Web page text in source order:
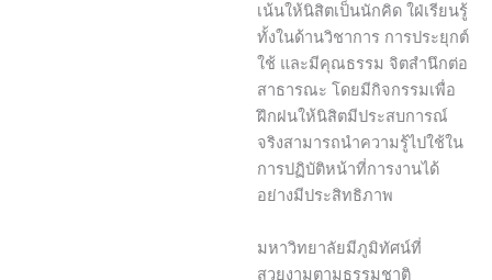
เน้นให้นิสิตเป็นนักคิด ใฝ่เรียนรู้
ทั้งในด้านวิชาการ การประยุกต์
ใช้ และมีคุณธรรม จิตสำนึกต่อ
สาธารณะ โดยมีกิจกรรมเพื่อ
ฝึกฝนให้นิสิตมีประสบการณ์
จริงสามารถนำความรู้ไปใช้ใน
การปฏิบัติหน้าที่การงานได้
อย่างมีประสิทธิภาพ
มหาวิทยาลัยมีภูมิทัศน์ที่
สวยงามตามธรรมชาติ